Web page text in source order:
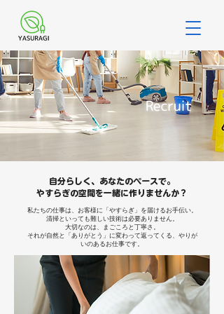
自分らしく、あなたのペースで。
​やすらぎの空間を一緒に作りませんか？
私たちの仕事は、お客様に「やすらぎ」を届けるお手伝い。
清掃といっても難しい技術は必要ありません。
大切なのは、まごころと丁寧さ。
それが自然と「ありがとう」に変わって返ってくる、やりが
いのあるお仕事です。